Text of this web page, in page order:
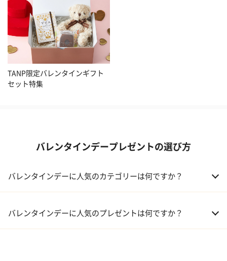
TANP限定バレンタインギフト
セット特集
バレンタインデープレゼントの選び方
バレンタインデーに人気のカテゴリーは何ですか？
02 メイクアップ
バレンタインデーに人気のプレゼントは何ですか？